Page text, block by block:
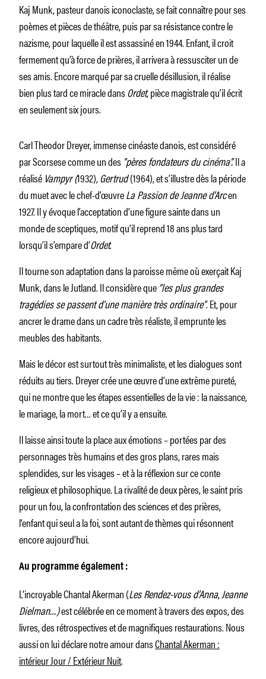
Kaj Munk, pasteur danois iconoclaste, se fait connaître pour ses
poèmes et pièces de théâtre, puis par sa résistance contre le
nazisme, pour laquelle il est assassiné en 1944. Enfant, il croit
fermement qu’à force de prières, il arrivera à ressusciter un de
ses amis. Encore marqué par sa cruelle désillusion, il réalise
bien plus tard ce miracle dansOrdet, pièce magistrale qu’il écrit
en seulement six jours.
Carl Theodor Dreyer, immense cinéaste danois, est considéré
par Scorsese comme un des“pères fondateurs du cinéma”.Il a
réalisé Vampyr (1932),Gertrud(1964), et s’illustre dès la période
du muet avec le chef-d’œuvreLa Passion de Jeanne d’Arcen
1927. Il y évoque l’acceptation d’une figure sainte dans un
monde de sceptiques, motif qu’il reprend 18 ans plus tard
lorsqu’il s’empare d’Ordet.
Il tourne son adaptation dans la paroisse même où exerçait Kaj
Munk, dans le Jutland. Il considère que“les plus grandes
tragédies se passent d’une manière très ordinaire”. Et, pour
ancrer le drame dans un cadre très réaliste, il emprunte les
meubles des habitants.
Mais le décor est surtout très minimaliste, et les dialogues sont
réduits au tiers. Dreyer crée une œuvre d’une extrême pureté,
qui ne montre que les étapes essentielles de la vie : la naissance,
le mariage, la mort… et ce qu’il y a ensuite.
Il laisse ainsi toute la place aux émotions – portées par des
personnages très humains et des gros plans, rares mais
splendides, sur les visages – et à la réflexion sur ce conte
religieux et philosophique. La rivalité de deux pères, le saint pris
pour un fou, la confrontation des sciences et des prières,
l’enfant qui seul a la foi, sont autant de thèmes qui résonnent
encore aujourd’hui.
Au programme également :
L’incroyable Chantal Akerman (Les Rendez-vous d’Anna,Jeanne
Dielman…)est célébrée en ce moment à travers des expos, des
livres, des rétrospectives et de magnifiques restaurations. Nous
aussi on lui déclare notre amour dansChantal Akerman :
intérieur Jour / Extérieur Nuit.